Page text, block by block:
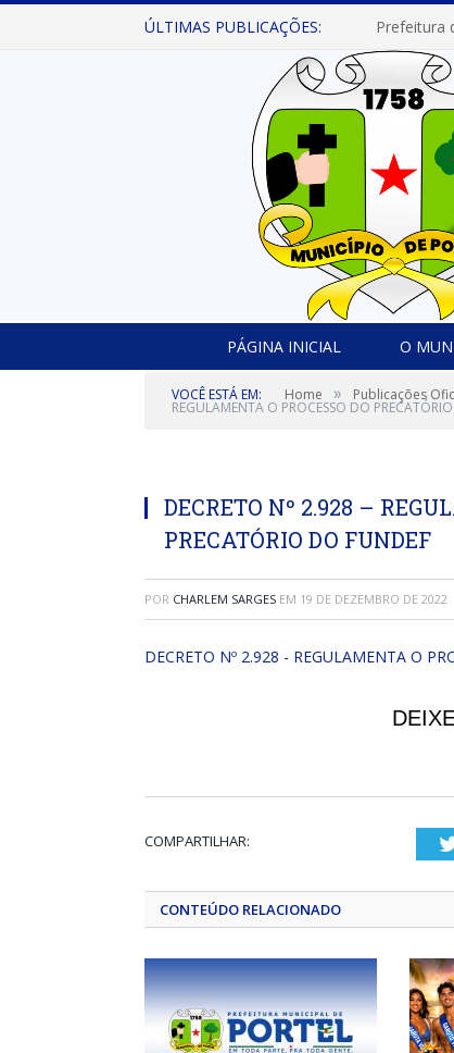
ÚLTIMAS PUBLICAÇÕES:
PÁGINA INICIAL O
VOCÊ ESTÁ EM: Home » Publicações
REGULAMENTA O PROCESSO DO
DECRETO Nº 2.928 –
PRECATÓRIO DO FUNDEF
POR CHARLEM SARGES EM 19 DE DEZEMBRO DE 2022
DECRETO Nº 2.928 - REGULAMENTA O
COMPARTILHAR:
CONTEÚDO RELACIONADO